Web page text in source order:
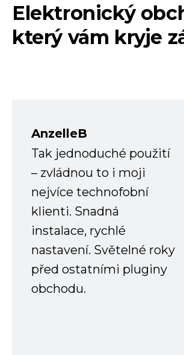
Elektronický
který vám kryje
AnzelleB
Tak jednoduché použití
– zvládnou to i moji
nejvíce technofobní
klienti. Snadná
instalace, rychlé
nastavení. Světelné roky
před ostatními pluginy
obchodu.